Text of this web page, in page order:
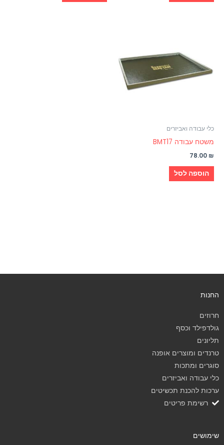
כלי עבודה ואביזרים
משטח עבודה BMT17
78.00 ₪
הוספה לסל
החנות
חרוזים
גולדפילד וכסף
תליונים
טרנדים ומוצרים אופנה
סוגרים ומתכות
כלי עבודה ואביזרים
ערכות להכנת תכשיטים
רשימת פריטים
שימושים